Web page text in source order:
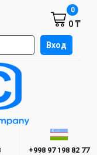
Вход
0 ₸
0
Бишкек
+998 97 198 82 77